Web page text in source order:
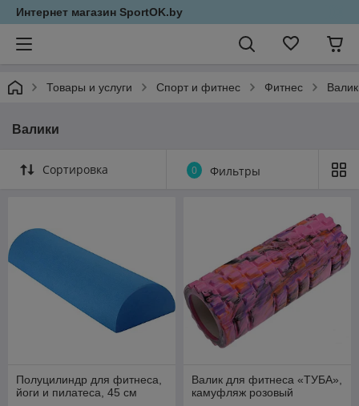
Интернет магазин SportOK.by
Товары и услуги Спорт и фитнес Фитнес
Валики
Сортировка 0 Фильтры
Полуцилиндр для фитнеса,
йоги и пилатеса, 45 см
Валик для фитнеса «ТУБА»,
камуфляж розовый